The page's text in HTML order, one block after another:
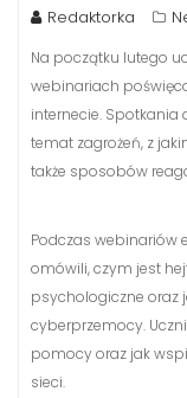
Redaktorka
Na początku lutego
webinariach
internecie. Spotkania
temat zagrożeń, z
także sposobów
Podczas webinariów
omówili, czym jest
psychologiczne oraz
cyberprzemocy.
pomocy oraz jak
sieci.